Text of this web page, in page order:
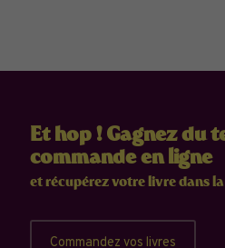
Et hop ! Gagnez du
commande en ligne
et récupérez votre livre dans
Commandez vos livres